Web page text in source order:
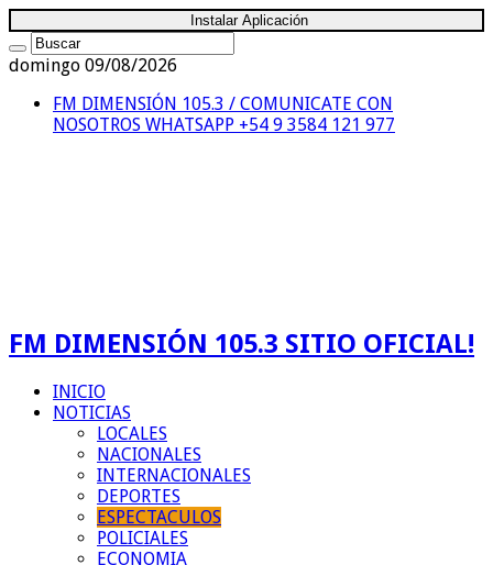
Instalar Aplicación
domingo 09/08/2026
FM DIMENSIÓN 105.3 / COMUNICATE CON
NOSOTROS WHATSAPP +54 9 3584 121 977
FM DIMENSIÓN 105.3 SITIO OFICIAL!
INICIO
NOTICIAS
LOCALES
NACIONALES
INTERNACIONALES
DEPORTES
ESPECTACULOS
POLICIALES
ECONOMIA